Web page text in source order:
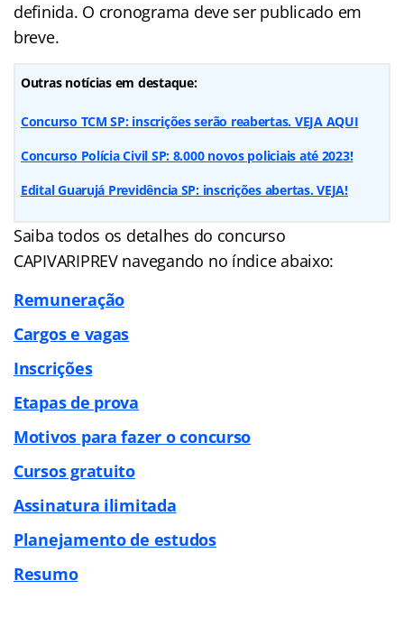
definida. O cronograma deve ser publicado em
breve.
Outras notícias em destaque:
Concurso TCM SP: inscrições serão reabertas. VEJA AQUI
Concurso Polícia Civil SP: 8.000 novos policiais até 2023!
Edital Guarujá Previdência SP: inscrições abertas. VEJA!
Saiba todos os detalhes do concurso
CAPIVARIPREV navegando no índice abaixo:
Remuneração
Cargos e vagas
Inscrições
Etapas de prova
Motivos para fazer o concurso
Cursos gratuito
Assinatura ilimitada
Planejamento de estudos
Resumo